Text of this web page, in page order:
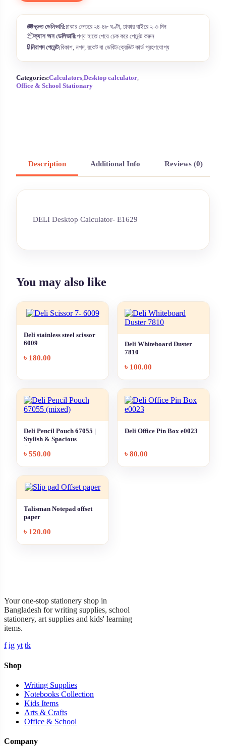
🚚দ্রুত ডেলিভারি:ঢাকার ভেতরে ২৪-৪৮ ঘণ্টা, ঢাকার বাইরে ২-৩ দিন
📦ক্যাশ অন ডেলিভারি:পণ্য হাতে পেয়ে চেক করে পেমেন্ট করুন
🔒নিরাপদ পেমেন্ট:বিকাশ, নগদ, রকেট বা ডেবিট/ক্রেডিট কার্ড গ্রহণযোগ্য
Categories:Calculators,Desktop calculator,
Office & School Stationary
Description Additional Info Reviews (0)
DELI Desktop Calculator- E1629
You may also like
Deli stainless steel scissor
6009
৳ 180.00
Deli Whiteboard Duster
7810
৳ 100.00
Deli Pencil Pouch 67055 |
Stylish & Spacious
Organizer
৳ 550.00
Deli Office Pin Box e0023
৳ 80.00
Talisman Notepad offset
paper
৳ 120.00
Your one-stop stationery shop in
Bangladesh for writing supplies, school
stationery, art supplies and kids' learning
items.
f ig yt tk
Shop
Writing Supplies
Notebooks Collection
Kids Items
Arts & Crafts
Office & School
Company